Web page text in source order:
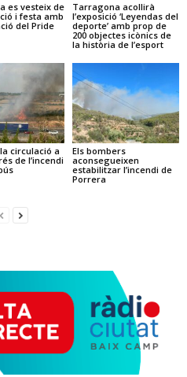
es vesteix de
i festa amb
del Pride
Tarragona acollirà
l’exposició ‘Leyendas del
deporte’ amb prop de
200 objectes icònics de
la història de l’esport
circulació a
de l’incendi
Els bombers
aconsegueixen
estabilitzar l’incendi de
Porrera